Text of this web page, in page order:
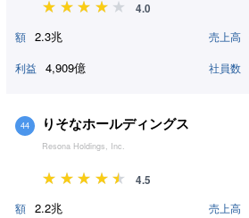
4.0
額 2.3兆 売上高
利益 4,909億 社員数
44 りそなホールディングス
Resona Holdings, Inc.
4.5
額 2.2兆 売上高